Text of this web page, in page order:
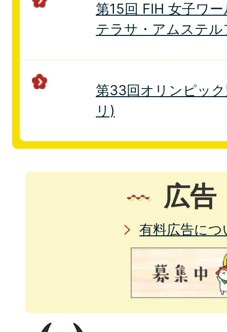
第15回 FIH 女子ワ
テラサ・アムステ
第33回オリンピッ
リ)
広告
有料広告につ